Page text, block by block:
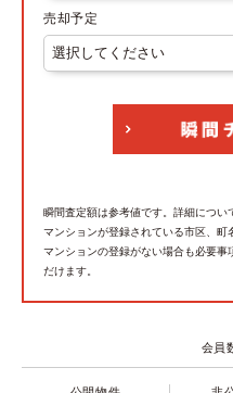
売却予定
瞬間査定額は参考値です。詳細につい
マンションが登録されている市区、町
マンションの登録がない場合も必要事
だけます。
会員